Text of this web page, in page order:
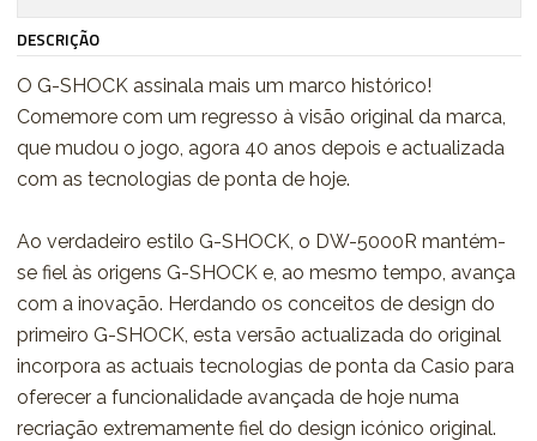
DESCRIÇÃO
O G-SHOCK assinala mais um marco histórico!
Comemore com um regresso à visão original da marca,
que mudou o jogo, agora 40 anos depois e actualizada
com as tecnologias de ponta de hoje.
Ao verdadeiro estilo G-SHOCK, o DW-5000R mantém-
se fiel às origens G-SHOCK e, ao mesmo tempo, avança
com a inovação. Herdando os conceitos de design do
primeiro G-SHOCK, esta versão actualizada do original
incorpora as actuais tecnologias de ponta da Casio para
oferecer a funcionalidade avançada de hoje numa
recriação extremamente fiel do design icónico original.